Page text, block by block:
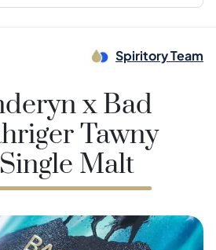
Spiritory Team
x Bad
Tawny
Malt